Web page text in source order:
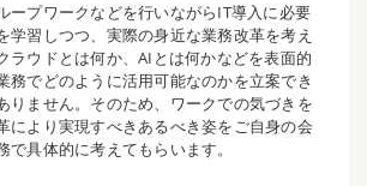
ープワークなどを行いながらIT導入に必要
学習しつつ、実際の身近な業務改革を考え
ラウドとは何か、AIとは何かなどを表面的
務でどのように活用可能なのかを立案でき
りません。そのため、ワークでの気づきを
により実現すべきあるべき姿をご自身の会
で具体的に考えてもらいます。